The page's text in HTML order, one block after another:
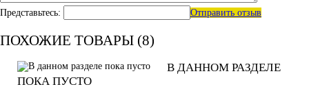
Представьтесь: Отправить отзыв
ПОХОЖИЕ ТОВАРЫ (8)
В ДАННОМ РАЗДЕЛЕ
ПОКА ПУСТО